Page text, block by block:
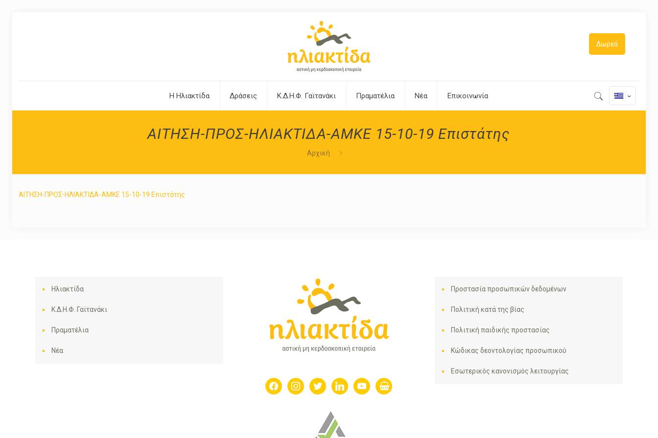
Η Ηλιακτίδα Δράσεις Κ.Δ.Η.Φ. Γαϊτανάκι Πραματέλια Νέα Επικοινωνία
Δωρεά
ΑΙΤΗΣΗ-ΠΡΟΣ-ΗΛΙΑΚΤΙΔΑ-ΑΜΚΕ 15-10-19 Επιστάτης
Αρχική
ΑΙΤΗΣΗ-ΠΡΟΣ-ΗΛΙΑΚΤΙΔΑ-ΑΜΚΕ 15-10-19 Επιστάτης
Ηλιακτίδα
Κ.Δ.Η.Φ. Γαϊτανάκι
Πραματέλια
Νέα
facebookinstagram
twitter linkedinyoutubeshopping-
basket
Προστασία προσωπικών δεδομένων
Πολιτική κατά της βίας
Πολιτική παιδικής προστασίας
Κώδικας δεοντολογίας προσωπικού
Εσωτερικός κανονισμός λειτουργίας